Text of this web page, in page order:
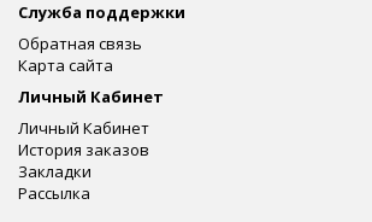
Служба поддержки
Обратная связь
Карта сайта
Личный Кабинет
Личный Кабинет
История заказов
Закладки
Рассылка